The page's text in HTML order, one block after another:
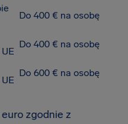
Do 400 € na osobę
Do 400 € na osobę
Do 600 € na osobę
zgodnie z